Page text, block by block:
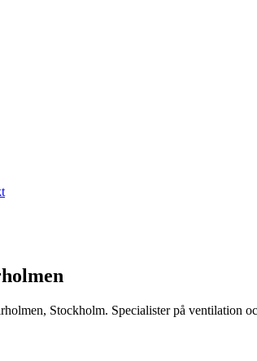
Stockholm. Specialister på ventilation